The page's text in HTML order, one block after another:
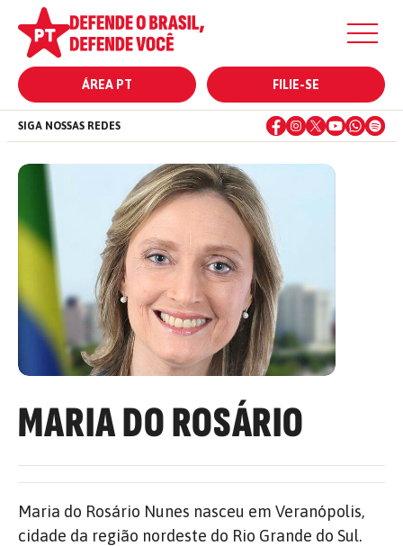
ÁREA PT FILIE-SE
SIGA NOSSAS REDES
MARIA DO ROSÁRIO
Maria do Rosário Nunes nasceu em Veranópolis,
cidade da região nordeste do Rio Grande do Sul.